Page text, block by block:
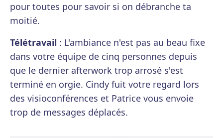
pour toutes pour savoir si on débranche ta
moitié.
Télétravail : L'ambiance n'est pas au beau fixe
dans votre équipe de cinq personnes depuis
que le dernier afterwork trop arrosé s'est
terminé en orgie. Cindy fuit votre regard lors
des visioconférences et Patrice vous envoie
trop de messages déplacés.